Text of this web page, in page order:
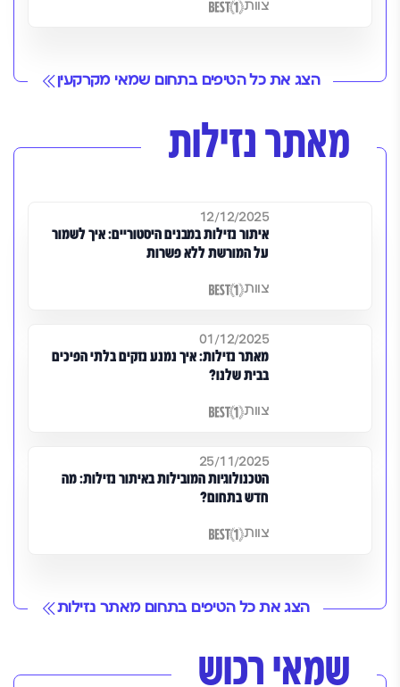
צוות
הצג את כל הטיפים בתחום שמאי מקרקעין
מאתר נזילות
12/12/2025
איתור נזילות במבנים היסטוריים: איך לשמור
על המורשת ללא פשרות
צוות
01/12/2025
מאתר נזילות: איך נמנע נזקים בלתי הפיכים
בבית שלנו?
צוות
25/11/2025
הטכנולוגיות המובילות באיתור נזילות: מה
חדש בתחום?
צוות
הצג את כל הטיפים בתחום מאתר נזילות
שמאי רכוש